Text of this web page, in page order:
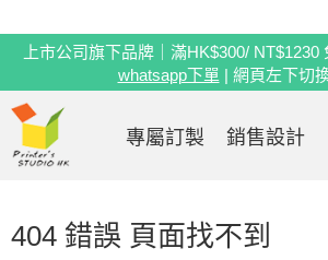
404 錯誤 頁面找不到
上市公司旗下品牌｜滿HK$300/ NT$1230
whatsapp下單 | 網頁左下切
專屬訂製 銷售設計